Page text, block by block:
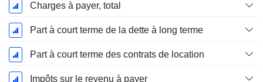
Charges à payer, total
Part à court terme de la dette à long terme
Part à court terme des contrats de location
Impôts sur le revenu à payer